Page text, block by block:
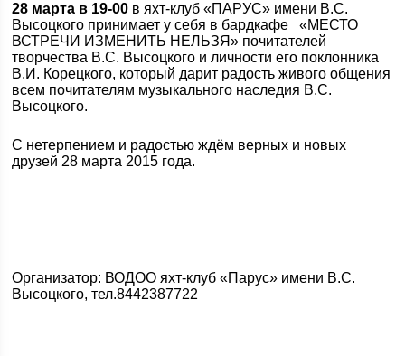
28 марта в 19-00 в яхт-клуб «ПАРУС» имени В.С.
Высоцкого принимает у себя в бардкафе «МЕСТО
ВСТРЕЧИ ИЗМЕНИТЬ НЕЛЬЗЯ» почитателей
творчества В.С. Высоцкого и личности его поклонника
В.И. Корецкого, который дарит радость живого общения
всем почитателям музыкального наследия В.С.
Высоцкого.
С нетерпением и радостью ждём верных и новых
друзей 28 марта 2015 года.
Организатор: ВОДОО яхт-клуб «Парус» имени В.С.
Высоцкого, тел.8442387722